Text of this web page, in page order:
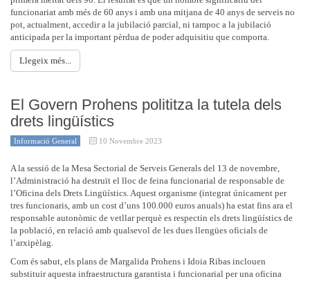
funcionariat amb més de 60 anys i amb una mitjana de 40 anys de serveis no
pot, actualment, accedir a la jubilació parcial, ni tampoc a la jubilació
anticipada per la important pèrdua de poder adquisitiu que comporta.
Llegeix més...
El Govern Prohens polititza la tutela dels
drets lingüístics
Informació General 10 Novembre 2023
A la sessió de la Mesa Sectorial de Serveis Generals del 13 de novembre,
l’Administració ha destruït el lloc de feina funcionarial de responsable de
l’Oficina dels Drets Lingüístics. Aquest organisme (integrat únicament per
tres funcionaris, amb un cost d’uns 100.000 euros anuals) ha estat fins ara el
responsable autonòmic de vetllar perquè es respectin els drets lingüístics de
la població, en relació amb qualsevol de les dues llengües oficials de
l’arxipèlag.
Com és sabut, els plans de Margalida Prohens i Idoia Ribas inclouen
substituir aquesta infraestructura garantista i funcionarial per una oficina